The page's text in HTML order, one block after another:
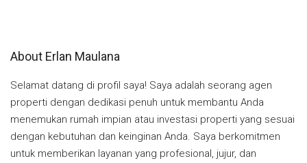
About Erlan Maulana
Selamat datang di profil saya! Saya adalah seorang agen
properti dengan dedikasi penuh untuk membantu Anda
menemukan rumah impian atau investasi properti yang sesuai
dengan kebutuhan dan keinginan Anda. Saya berkomitmen
untuk memberikan layanan yang profesional, jujur, dan